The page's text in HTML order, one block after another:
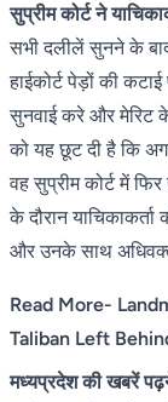
सुप्रीम कोर्ट ने
सभी दलीलें सुनने के
हाईकोर्ट पेड़ों की
सुनवाई करे और मेरिट
को यह छूट दी है कि
वह सुप्रीम कोर्ट में
के दौरान
और उनके साथ
Read More-
Taliban Left
मध्यप्रदेश की खबरें